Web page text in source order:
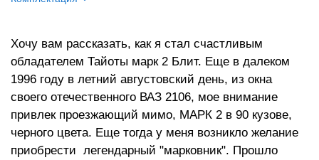
Двигатель
6
Ходовые качества
9
Цвет кузова
серый металик
Цвет салона
черный
Салон
ТV навигация, камера заднего
хода
Кузов
Электропривод боковых зеркал
Ксеноновые фары
Хочу вам рассказать, как я стал счастливым
обладателем Тайоты марк 2 Блит. Еще в далеком
1996 году в летний августовский день, из окна
своего отечественного ВАЗ 2106, мое внимание
привлек проезжающий мимо, МАРК 2 в 90 кузове,
черного цвета. Еще тогда у меня возникло желание
приобрести легендарный "марковник". Прошло